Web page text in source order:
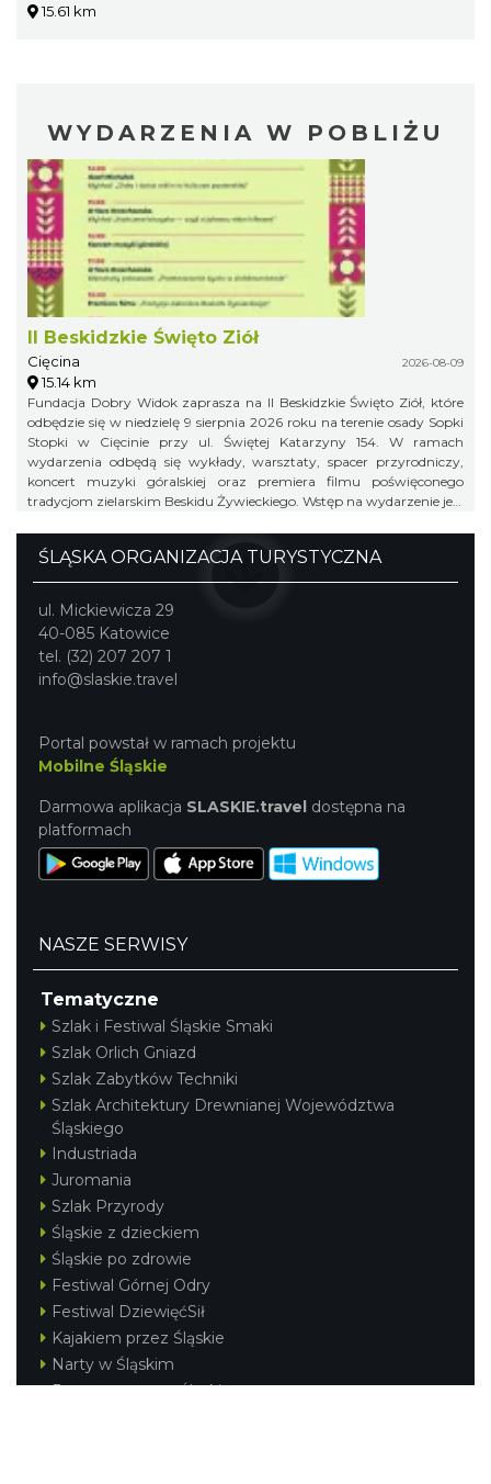
15.61 km
WYDARZENIA W POBLIŻU
II Beskidzkie Święto Ziół
Cięcina 2026-08-09
15.14 km
Fundacja Dobry Widok zaprasza na II Beskidzkie Święto Ziół, które
odbędzie się w niedzielę 9 sierpnia 2026 roku na terenie osady Sopki
Stopki w Cięcinie przy ul. Świętej Katarzyny 154. W ramach
wydarzenia odbędą się wykłady, warsztaty, spacer przyrodniczy,
koncert muzyki góralskiej oraz premiera filmu poświęconego
tradycjom zielarskim Beskidu Żywieckiego. Wstęp na wydarzenie jest
ŚLĄSKA ORGANIZACJA TURYSTYCZNA
ul. Mickiewicza 29
40-085 Katowice
tel. (32) 207 207 1
info@slaskie.travel
Portal powstał w ramach projektu
Mobilne Śląskie
Darmowa aplikacja SLASKIE.travel dostępna na
platformach
NASZE SERWISY
Tematyczne
Szlak i Festiwal Śląskie Smaki
Szlak Orlich Gniazd
Szlak Zabytków Techniki
Szlak Architektury Drewnianej Województwa
Śląskiego
Industriada
Juromania
Szlak Przyrody
Śląskie z dzieckiem
Śląskie po zdrowie
Festiwal Górnej Odry
Festiwal DziewięćSił
Kajakiem przez Śląskie
Narty w Śląskim
Rowerem przez Śląskie